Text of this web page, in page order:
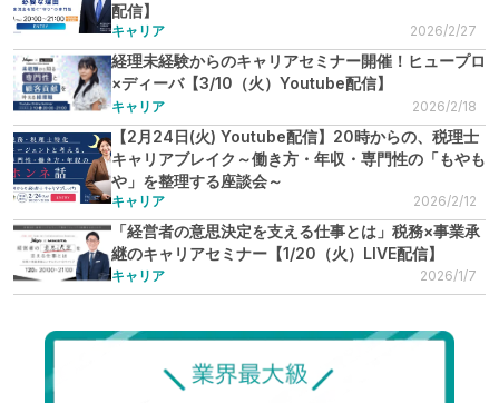
配信】
キャリア 2026/2/27
経理未経験からのキャリアセミナー開催！ヒュープロ
×ディーバ【3/10（火）Youtube配信】
キャリア 2026/2/18
【2月24日(火) Youtube配信】20時からの、税理士
キャリアブレイク～働き方・年収・専門性の「もやも
や」を整理する座談会～
キャリア 2026/2/12
「経営者の意思決定を支える仕事とは」税務×事業承
継のキャリアセミナー【1/20（火）LIVE配信】
キャリア 2026/1/7